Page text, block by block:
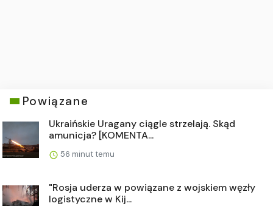
Powiązane
Ukraińskie Uragany ciągle strzelają. Skąd
amunicja? [KOMENTA...
56 minut temu
"Rosja uderza w powiązane z wojskiem węzły
logistyczne w Kij...